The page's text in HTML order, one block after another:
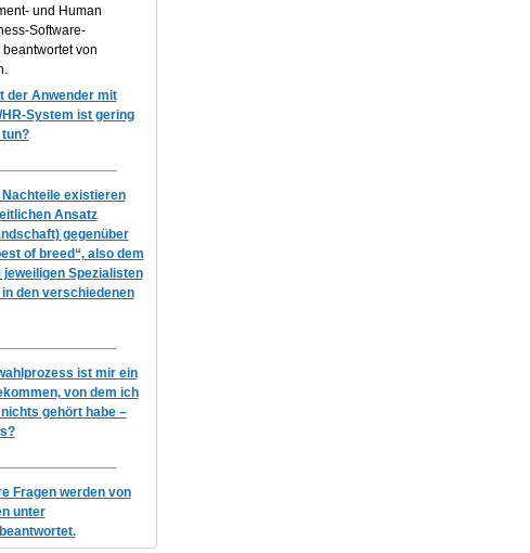
und Human
Software-
von
der Anwender mit
HR-System ist gering
Nachteile existieren
Ansatz
gegenüber
of breed“, also dem
Spezialisten
den verschiedenen
ist mir ein
von dem ich
gehört habe –
Fragen werden von
unter